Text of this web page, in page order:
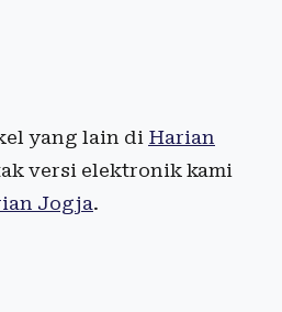
yang lain di Harian
versi elektronik kami
Jogja.